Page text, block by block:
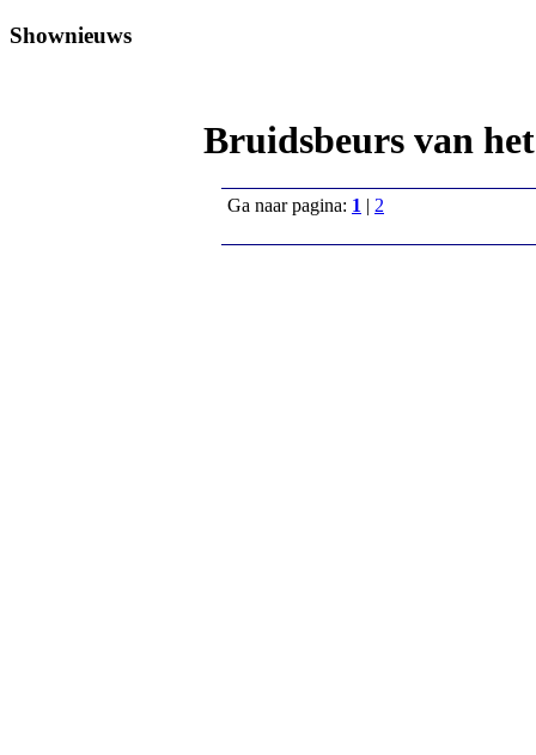
Shownieuws
Bruidsbeurs van
Ga naar pagina: 1 | 2